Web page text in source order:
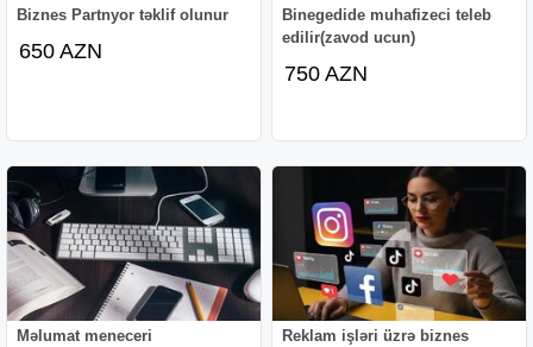
Biznes Partnyor təklif olunur
650 AZN
Binegedide muhafizeci teleb
edilir(zavod ucun)
750 AZN
Məlumat meneceri
Reklam işləri üzrə biznes